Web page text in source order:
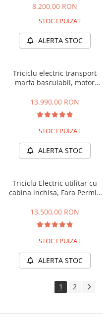
8.200,00 RON
STOC EPUIZAT
ALERTA STOC
Triciclu electric transport
marfa basculabil, motor
25km/h, JP1500 (25km/h)
13.990,00 RON
STOC EPUIZAT
ALERTA STOC
Triciclu Electric utilitar cu
cabina inchisa, Fara Permis
Kamyonet cu volan,
autonomie max 70km, 72V
58Amperi, Bena Basculabila,
Masa Maxima 676kg, Carte
13.500,00 RON
STOC EPUIZAT
ALERTA STOC
1 2